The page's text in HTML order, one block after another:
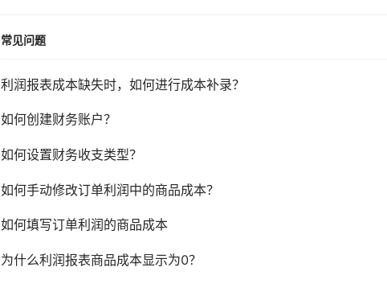
常见问题
利润报表成本缺失时，如何进行成本补录？
如何创建财务账户？
如何设置财务收支类型？
如何手动修改订单利润中的商品成本？
如何填写订单利润的商品成本
为什么利润报表商品成本显示为0？